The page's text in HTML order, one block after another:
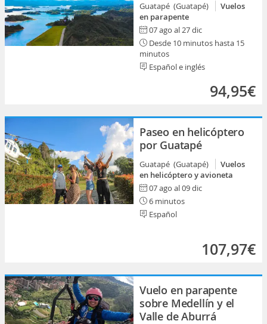
Guatapé (Guatapé)
Vuelos
en parapente
07 ago al 27 dic
Desde 10 minutos hasta 15
minutos
Español e inglés
94,95€
Paseo en helicóptero
por Guatapé
Guatapé (Guatapé)
Vuelos
en helicóptero y avioneta
07 ago al 09 dic
6 minutos
Español
107,97€
Vuelo en parapente
sobre Medellín y el
Valle de Aburrá